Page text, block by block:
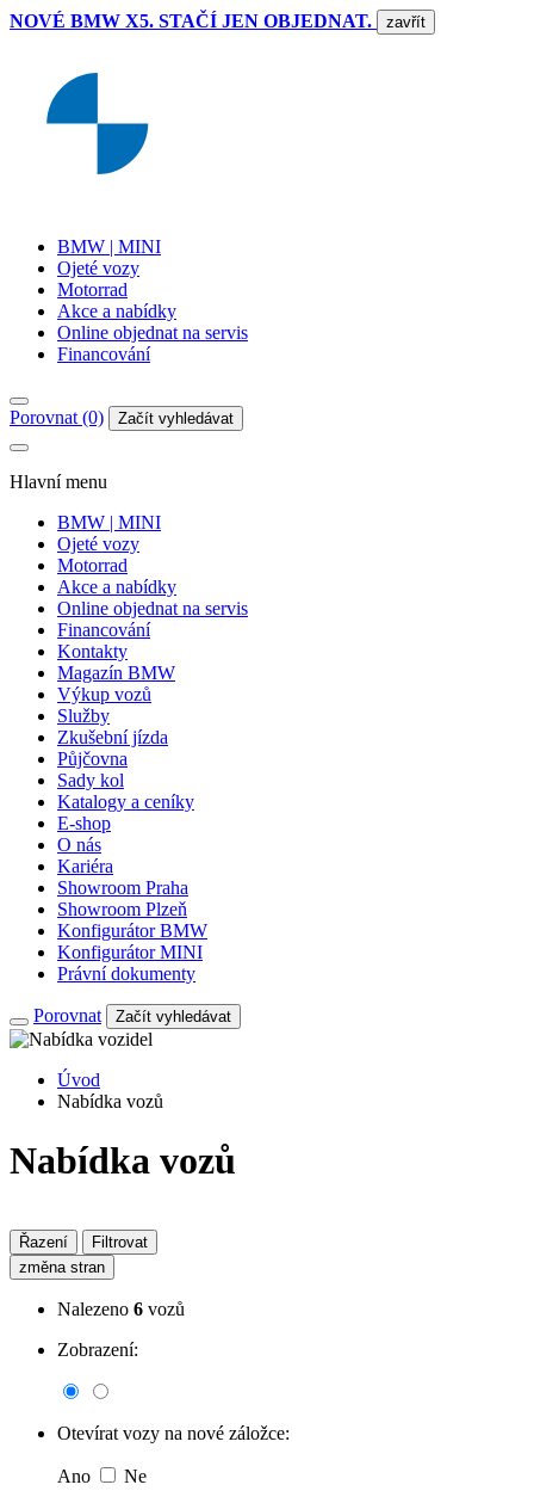
NOVÉ BMW X5. STAČÍ JEN OBJEDNAT. zavřít
BMW | MINI
Ojeté vozy
Motorrad
Akce a nabídky
Online objednat na servis
Financování
Porovnat (0) Začít vyhledávat
Hlavní menu
BMW | MINI
Ojeté vozy
Motorrad
Akce a nabídky
Online objednat na servis
Financování
Kontakty
Magazín BMW
Výkup vozů
Služby
Zkušební jízda
Půjčovna
Sady kol
Katalogy a ceníky
E-shop
O nás
Kariéra
Showroom Praha
Showroom Plzeň
Konfigurátor BMW
Konfigurátor MINI
Právní dokumenty
Porovnat Začít vyhledávat
Úvod
Nabídka vozů
Nabídka vozů
Řazení
Filtrovat
změna stran
Nalezeno 6 vozů
Zobrazení:
Otevírat vozy na nové záložce:
Ano
Ne